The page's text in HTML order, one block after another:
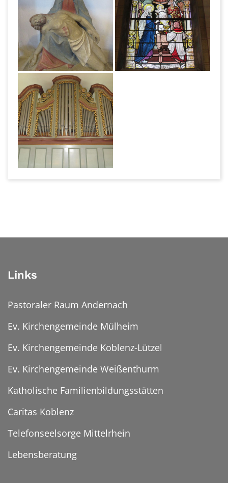
Links
Pastoraler Raum Andernach
Ev. Kirchengemeinde Mülheim
Ev. Kirchengemeinde Koblenz-Lützel
Ev. Kirchengemeinde Weißenthurm
Katholische Familienbildungsstätten
Caritas Koblenz
Telefonseelsorge Mittelrhein
Lebensberatung